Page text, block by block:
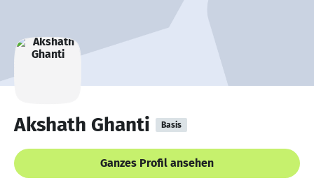
Akshath Ghanti Basis
Ganzes Profil ansehen